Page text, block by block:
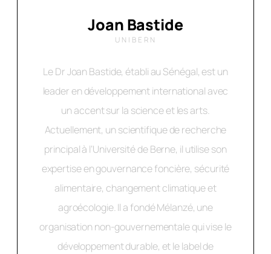
Joan Bastide
UNIBERN
Le Dr Joan Bastide, établi au Sénégal, est un
leader en développement international avec
un accent sur la science et les arts.
Actuellement, un scientifique de recherche
principal à l’Université de Berne, il utilise son
expertise en gouvernance foncière, sécurité
alimentaire, changement climatique et
agroécologie. Il a fondé Mélanzé, une
organisation non-gouvernementale qui vise le
développement durable, et le label de